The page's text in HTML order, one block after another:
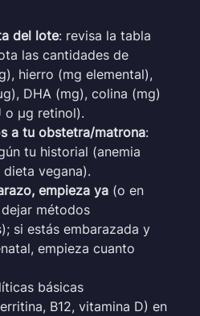
del lote: revisa la tabla
las cantidades de
hierro (mg elemental),
DHA (mg), colina (mg)
o µg retinol).
a tu obstetra/matrona:
tu historial (anemia
vegana).
empieza ya (o en
métodos
si estás embarazada y
empieza cuanto
básicas
B12, vitamina D) en